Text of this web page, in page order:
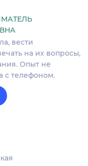
вести
на их вопросы,
Опыт не
с телефоном.